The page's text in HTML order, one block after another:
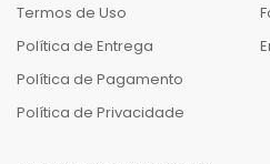
Termos de Uso
Política de Entrega
Política de Pagamento
Política de Privacidade